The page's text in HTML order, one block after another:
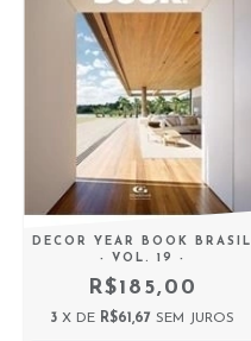
DECOR YEAR BOOK BRASIL
- VOL. 19 -
R$185,00
3 X DE R$61,67 SEM JUROS